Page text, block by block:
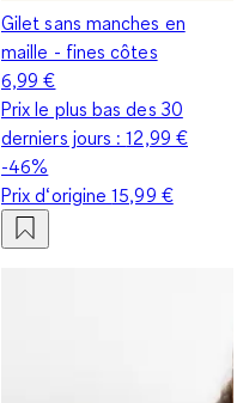
Gilet sans manches en
maille - fines côtes
6,99 €
Prix le plus bas des 30
derniers jours :12,99 €
-46%
Prix d‘origine15,99 €